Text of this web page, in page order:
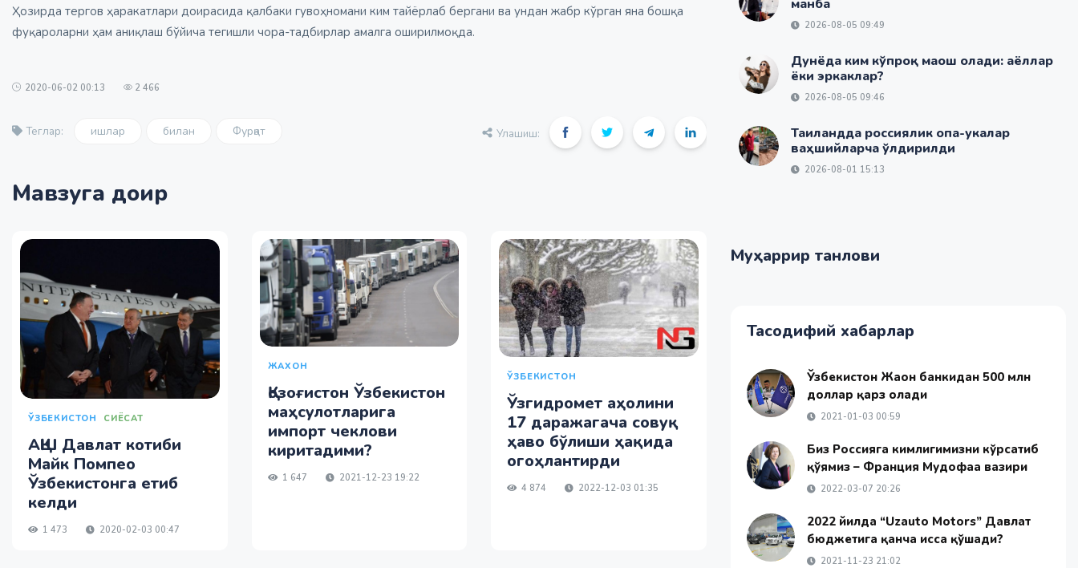
Ҳозирда тергов ҳаракатлари доирасида қалбаки гувоҳномани ким тайёрлаб бергани ва ундан жабр кўрган яна бошқа
фуқароларни ҳам аниқлаш бўйича тегишли чора-тадбирлар амалга оширилмоқда.
2020-06-02 00:13 2 466
Теглар: ишлар билан Фурқат Улашиш:
Мавзуга доир
ЎЗБЕКИСТОН СИЁСАТ
АҚШ Давлат котиби
Майк Помпео
Ўзбекистонга етиб
келди
1 473 2020-02-03 00:47
ЖАХОН
Қозоғистон Ўзбекистон
маҳсулотларига
импорт чеклови
киритадими?
1 647 2021-12-23 19:22
ЎЗБЕКИСТОН
Ўзгидромет аҳолини
17 даражагача совуқ
ҳаво бўлиши ҳақида
огоҳлантирди
4 874 2022-12-03 01:35
манба
2026-08-05 09:49
Дунёда ким кўпроқ маош олади: аёллар
ёки эркаклар?
2026-08-05 09:46
Таиландда россиялик опа-укалар
ваҳшийларча ўлдирилди
2026-08-01 15:13
Муҳаррир танлови
Тасодифий хабарлар
Ўзбекистон Жаҳон банкидан 500 млн
доллар қарз олади
2021-01-03 00:59
Биз Россияга кимлигимизни кўрсатиб
қўямиз – Франция Мудофаа вазири
2022-03-07 20:26
2022 йилда “Uzauto Motors” Давлат
бюджетига қанча ҳисса қўшади?
2021-11-23 21:02